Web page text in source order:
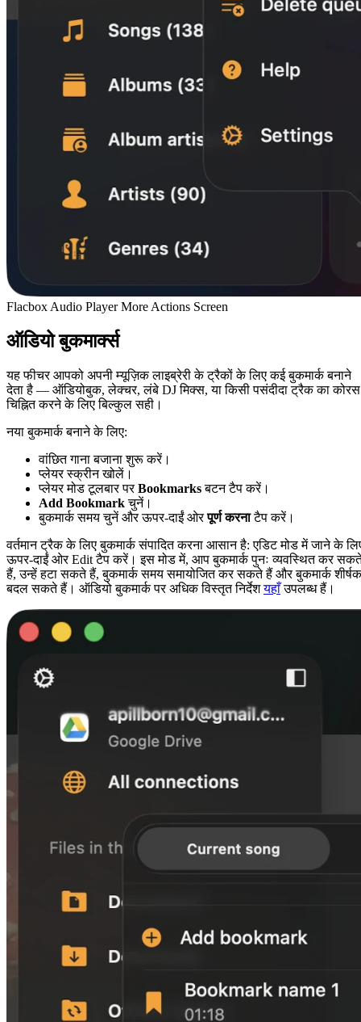
Flacbox Audio Player More Actions Screen
ऑडियो बुकमार्क्स
यह फीचर आपको अपनी म्यूज़िक लाइब्रेरी के ट्रैकों के लिए कई बुकमार्क बनाने
देता है — ऑडियोबुक, लेक्चर, लंबे DJ मिक्स, या किसी पसंदीदा ट्रैक का कोरस
चिह्नित करने के लिए बिल्कुल सही।
नया बुकमार्क बनाने के लिए:
वांछित गाना बजाना शुरू करें।
प्लेयर स्क्रीन खोलें।
प्लेयर मोड टूलबार परBookmarksबटन टैप करें।
Add Bookmarkचुनें।
बुकमार्क समय चुनें और ऊपर-दाईं ओरपूर्ण करनाटैप करें।
वर्तमान ट्रैक के लिए बुकमार्क संपादित करना आसान है: एडिट मोड में जाने के
ऊपर-दाईं ओर Edit टैप करें। इस मोड में, आप बुकमार्क पुनः व्यवस्थित कर
हैं, उन्हें हटा सकते हैं, बुकमार्क समय समायोजित कर सकते हैं और बुकमार्क शीर्षक
बदल सकते हैं। ऑडियो बुकमार्क पर अधिक विस्तृत निर्देशयहाँउपलब्ध हैं।